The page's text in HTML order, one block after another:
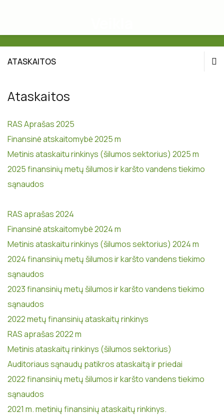
ATASKAITOS
Ataskaitos
Viešieji pirkimai
Korupcijos prevencija
Asmens duomenų tvarkymo taisyklės
Duomenų subjekto teisių įgyvendinimo tvarka
Ataskaitos
RAS Aprašas 2025
Finansinė atskaitomybė 2025 m
Metinis ataskaitu rinkinys (šilumos sektorius) 2025 m
2025 finansinių metų šilumos ir karšto vandens tiekimo
sąnaudos
RAS aprašas 2024
Finansinė atskaitomybė 2024 m
Metinis ataskaitu rinkinys (šilumos sektorius) 2024 m
2024 finansinių metų šilumos ir karšto vandens tiekimo
sąnaudos
2023 finansinių metų šilumos ir karšto vandens tiekimo
sąnaudos
2022 metų finansinių ataskaitų rinkinys
RAS aprašas 2022 m
Metinis ataskaitų rinkinys (šilumos sektorius)
Auditoriaus sąnaudų patikros ataskaitą ir priedai
2022 finansinių metų šilumos ir karšto vandens tiekimo
sąnaudos
2021 m. metinių finansinių ataskaitų rinkinys.